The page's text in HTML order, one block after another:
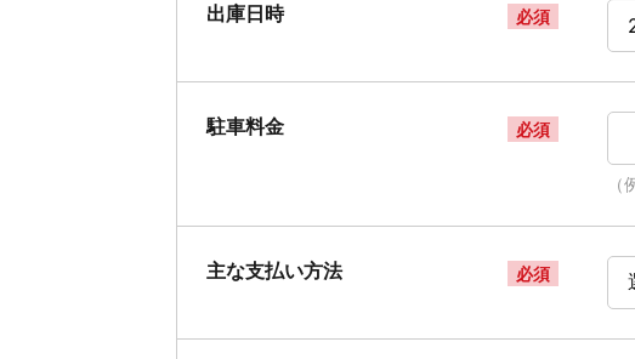
出庫日時 必須
駐車料金 必須
主な支払い方法 必須